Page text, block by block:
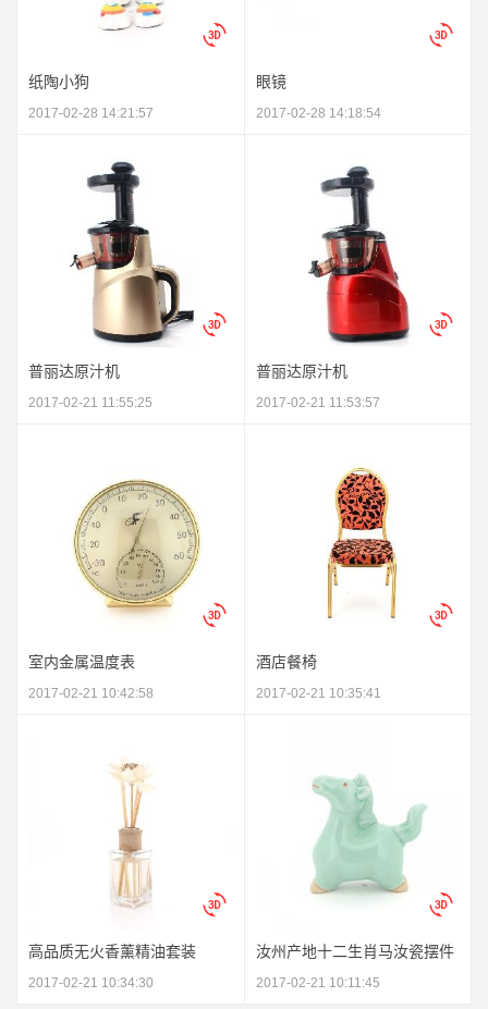
纸陶小狗
2017-02-28 14:21:57
眼镜
2017-02-28 14:18:54
普丽达原汁机
2017-02-21 11:55:25
普丽达原汁机
2017-02-21 11:53:57
室内金属温度表
2017-02-21 10:42:58
酒店餐椅
2017-02-21 10:35:41
高品质无火香薰精油套装
2017-02-21 10:34:30
汝州产地十二生肖马汝瓷摆件
2017-02-21 10:11:45